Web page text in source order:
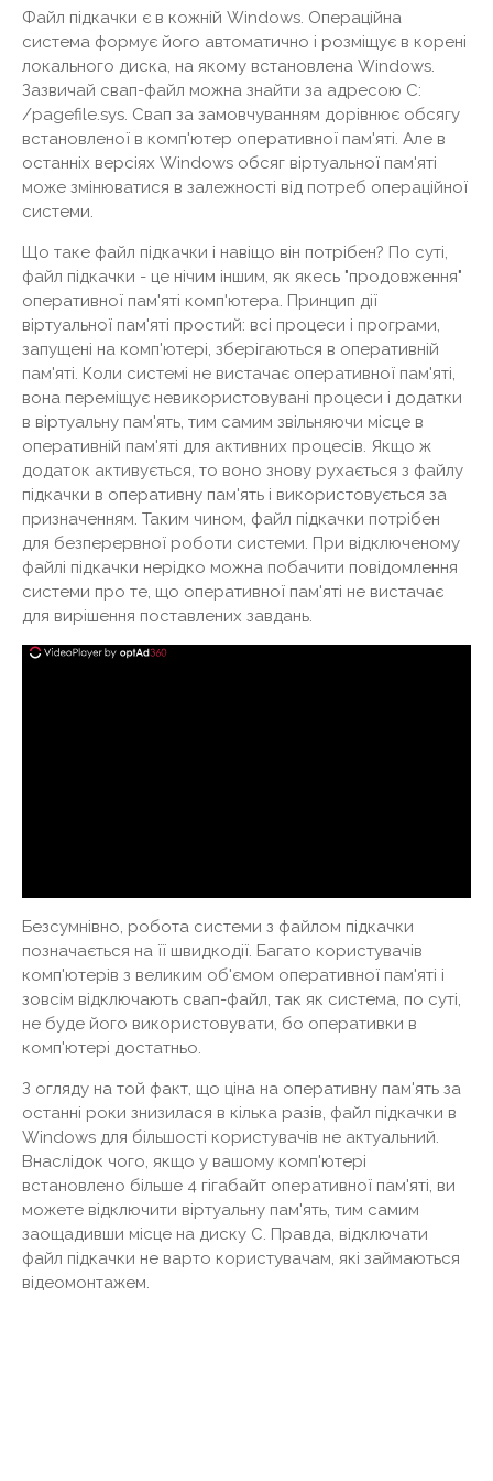
Файл підкачки є в кожній Windows. Операційна
система формує його автоматично і розміщує в корені
локального диска, на якому встановлена ​​Windows.
Зазвичай свап-файл можна знайти за адресою C:
/pagefile.sys. Свап за замовчуванням дорівнює обсягу
встановленої в комп'ютер оперативної пам'яті. Але в
останніх версіях Windows обсяг віртуальної пам'яті
може змінюватися в залежності від потреб операційної
системи.
Що таке файл підкачки і навіщо він потрібен? По суті,
файл підкачки - це нічим іншим, як якесь "продовження"
оперативної пам'яті комп'ютера. Принцип дії
віртуальної пам'яті простий: всі процеси і програми,
запущені на комп'ютері, зберігаються в оперативній
пам'яті. Коли системі не вистачає оперативної пам'яті,
вона переміщує невикористовувані процеси і додатки
в віртуальну пам'ять, тим самим звільняючи місце в
оперативній пам'яті для активних процесів. Якщо ж
додаток активується, то воно знову рухається з файлу
підкачки в оперативну пам'ять і використовується за
призначенням. Таким чином, файл підкачки потрібен
для безперервної роботи системи. При відключеному
файлі підкачки нерідко можна побачити повідомлення
системи про те, що оперативної пам'яті не вистачає
для вирішення поставлених завдань.
Безсумнівно, робота системи з файлом підкачки
позначається на її швидкодії. Багато користувачів
комп'ютерів з великим об'ємом оперативної пам'яті і
зовсім відключають свап-файл, так як система, по суті,
не буде його використовувати, бо оперативки в
комп'ютері достатньо.
З огляду на той факт, що ціна на оперативну пам'ять за
останні роки знизилася в кілька разів, файл підкачки в
Windows для більшості користувачів не актуальний.
Внаслідок чого, якщо у вашому комп'ютері
встановлено більше 4 гігабайт оперативної пам'яті, ви
можете відключити віртуальну пам'ять, тим самим
заощадивши місце на диску С. Правда, відключати
файл підкачки не варто користувачам, які займаються
відеомонтажем.